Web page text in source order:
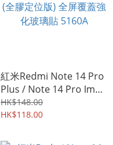
紅米Redmi Note 14 Pro
Plus / Note 14 Pro Imak
3D曲面鋼化玻璃膜(全膠
定位版) 全屏覆蓋強化玻
HK$148.00
HK$118.00